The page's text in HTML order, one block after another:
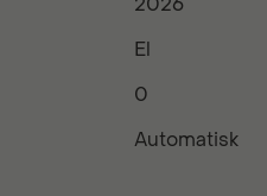
El
0
Automatisk